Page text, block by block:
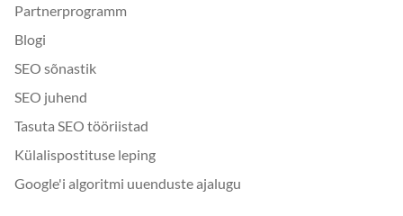
Partnerprogramm
Blogi
SEO sõnastik
SEO juhend
Tasuta SEO tööriistad
Külalispostituse leping
Google'i algoritmi uuenduste ajalugu